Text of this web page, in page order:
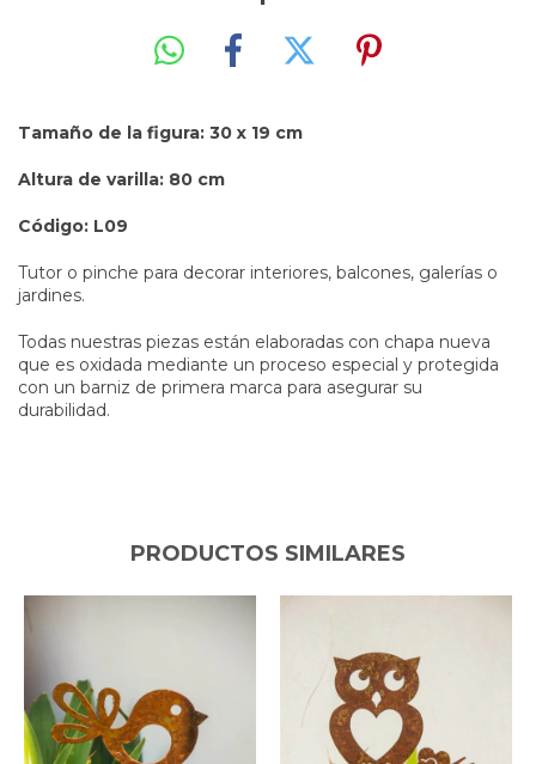
Tamaño de la figura: 30 x 19 cm
Altura de varilla: 80 cm
Código: L09
Tutor o pinche para decorar interiores, balcones, galerías o
jardines.
Todas nuestras piezas están elaboradas con chapa nueva
que es oxidada mediante un proceso especial y protegida
con un barniz de primera marca para asegurar su
durabilidad.
PRODUCTOS SIMILARES